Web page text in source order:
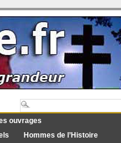
ouvrages
Hommes de l’Histoire